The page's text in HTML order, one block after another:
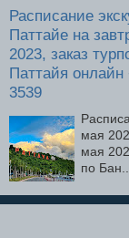
Расписание
Паттайе на
2023, заказ
Паттайя онлайн
3539
мая
мая
по Бан...